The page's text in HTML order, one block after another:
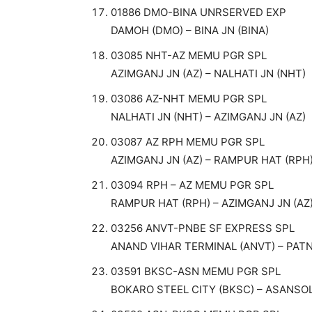
01886 DMO-BINA UNRSERVED EXP
DAMOH (DMO) – BINA JN (BINA)
03085 NHT-AZ MEMU PGR SPL
AZIMGANJ JN (AZ) – NALHATI JN (NHT)
03086 AZ-NHT MEMU PGR SPL
NALHATI JN (NHT) – AZIMGANJ JN (AZ)
03087 AZ RPH MEMU PGR SPL
AZIMGANJ JN (AZ) – RAMPUR HAT
03094 RPH – AZ MEMU PGR SPL
RAMPUR HAT (RPH) – AZIMGANJ JN
03256 ANVT-PNBE SF EXPRESS SPL
ANAND VIHAR TERMINAL (ANVT) –
03591 BKSC-ASN MEMU PGR SPL
BOKARO STEEL CITY (BKSC) –